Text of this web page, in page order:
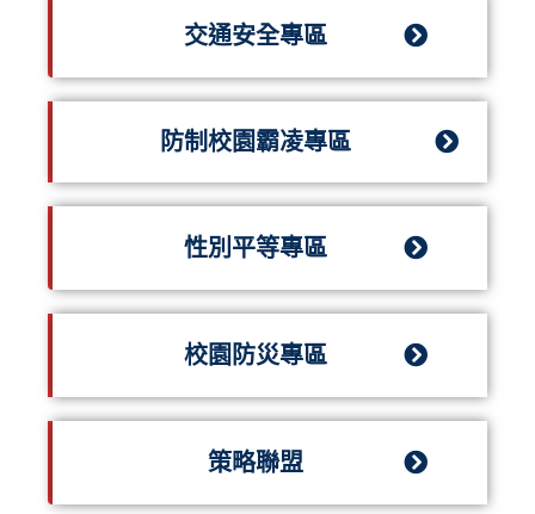
交通安全專區
防制校園霸凌專區
性別平等專區
校園防災專區
策略聯盟